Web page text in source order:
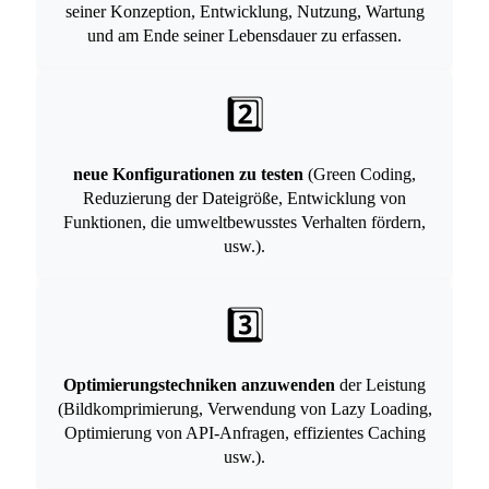
seiner Konzeption, Entwicklung, Nutzung, Wartung
und am Ende seiner Lebensdauer zu erfassen.
2️⃣
neue Konfigurationen zu testen (Green Coding,
Reduzierung der Dateigröße, Entwicklung von
Funktionen, die umweltbewusstes Verhalten fördern,
usw.).
3️⃣
Optimierungstechniken anzuwenden der Leistung
(Bildkomprimierung, Verwendung von Lazy Loading,
Optimierung von API-Anfragen, effizientes Caching
usw.).